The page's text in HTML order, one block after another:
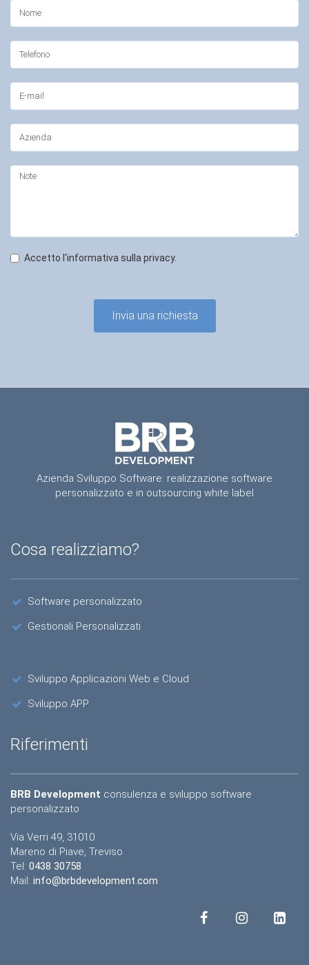
Accetto l'informativa sulla privacy.
Invia una richiesta
Azienda Sviluppo Software: realizzazione software
personalizzato e in outsourcing white label
Cosa realizziamo?
Software personalizzato
Gestionali Personalizzati
Sviluppo Applicazioni Web e Cloud
Sviluppo APP
Riferimenti
BRB Development consulenza e sviluppo software
personalizzato
Via Verri 49, 31010
Mareno di Piave, Treviso
Tel: 0438 30758
Mail: info@brbdevelopment.com